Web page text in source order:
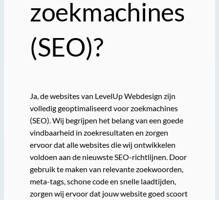
zoekmachines
(SEO)?
Ja, de websites van LevelUp Webdesign zijn
volledig geoptimaliseerd voor zoekmachines
(SEO). Wij begrijpen het belang van een goede
vindbaarheid in zoekresultaten en zorgen
ervoor dat alle websites die wij ontwikkelen
voldoen aan de nieuwste SEO-richtlijnen. Door
gebruik te maken van relevante zoekwoorden,
meta-tags, schone code en snelle laadtijden,
zorgen wij ervoor dat jouw website goed scoort